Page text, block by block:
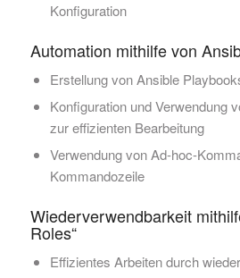
Konfiguration
Automation mithilfe von
Erstellung von Ansible
Konfiguration und Verwendung
zur effizienten Bearbeitung
Verwendung von Ad-hoc-
Kommandozeile
Wiederverwendbarkeit
Roles“
Effizientes Arbeiten durch